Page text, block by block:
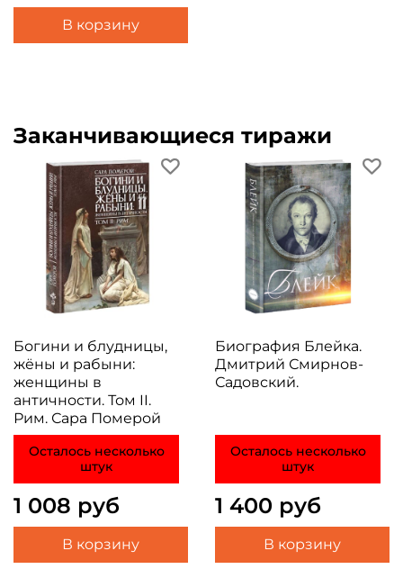
В корзину
Заканчивающиеся тиражи
Богини и блудницы,
жёны и рабыни:
женщины в
античности. Том II.
Рим. Сара Померой
Осталось несколько
штук
1 008 руб
В корзину
Биография Блейка.
Дмитрий Смирнов-
Садовский.
Осталось несколько
штук
1 400 руб
В корзину